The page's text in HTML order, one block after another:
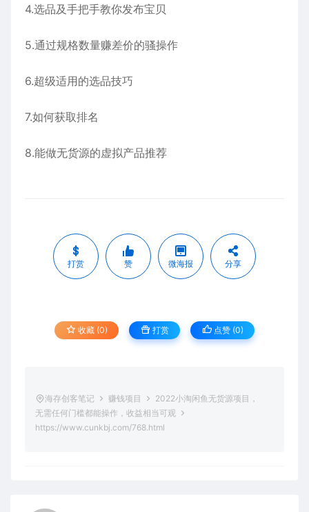
4.选品及手把手教你发布宝贝
5.通过规格数量赚差价的骚操作
6.超级适用的选品技巧
7.如何获取排名
8.能做无货源的虚拟产品推荐
打赏 赞 微海报 分享
收藏 (0) 打赏 点赞 (0)
海存创客笔记 赚钱项目
2022小淘闲鱼无货源项目，
无需任何门槛都能操作，收益相当可观
https://www.cunkbj.com/768.html